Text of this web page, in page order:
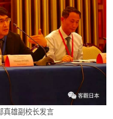
真雄副校长发言